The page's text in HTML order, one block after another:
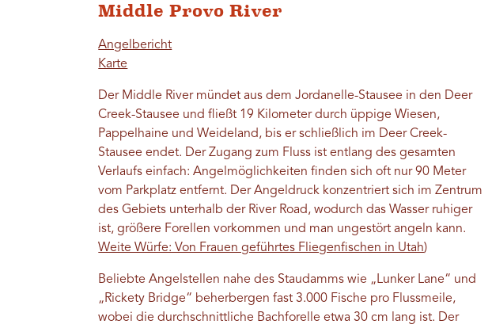
Middle Provo River
Angelbericht
Karte
Der Middle River mündet aus dem Jordanelle-Stausee in den Deer
Creek-Stausee und fließt 19 Kilometer durch üppige Wiesen,
Pappelhaine und Weideland, bis er schließlich im Deer Creek-
Stausee endet. Der Zugang zum Fluss ist entlang des gesamten
Verlaufs einfach: Angelmöglichkeiten finden sich oft nur 90 Meter
vom Parkplatz entfernt. Der Angeldruck konzentriert sich im Zentrum
des Gebiets unterhalb der River Road, wodurch das Wasser ruhiger
ist, größere Forellen vorkommen und man ungestört angeln kann.
Weite Würfe: Von Frauen geführtes Fliegenfischen in Utah)
Beliebte Angelstellen nahe des Staudamms wie „Lunker Lane“ und
„Rickety Bridge“ beherbergen fast 3.000 Fische pro Flussmeile,
wobei die durchschnittliche Bachforelle etwa 30 cm lang ist. Der